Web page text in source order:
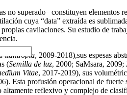
superado– constituyen elementos
cuya “data” extraída es
cavilaciones. Su estudio de
Filantropía, 2009-2018),sus espesas
(Semilla de luz, 2000; SaMsara, 2009;
ĭum Vitae, 2017-2019), sus
Esta profusión operacional de
reflexivo y complejo de